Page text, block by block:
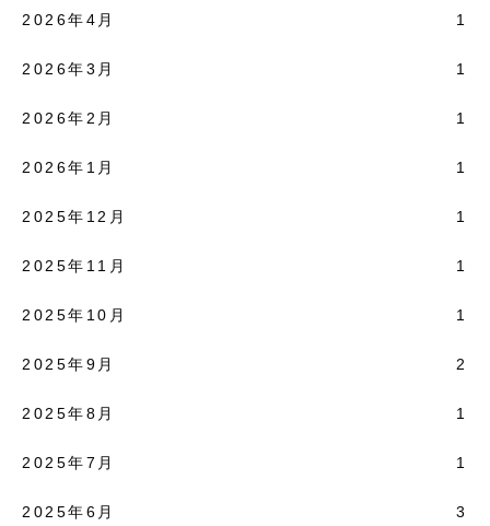
2026年4月 1
2026年3月 1
2026年2月 1
2026年1月 1
2025年12月 1
2025年11月 1
2025年10月 1
2025年9月 2
2025年8月 1
2025年7月 1
2025年6月 3